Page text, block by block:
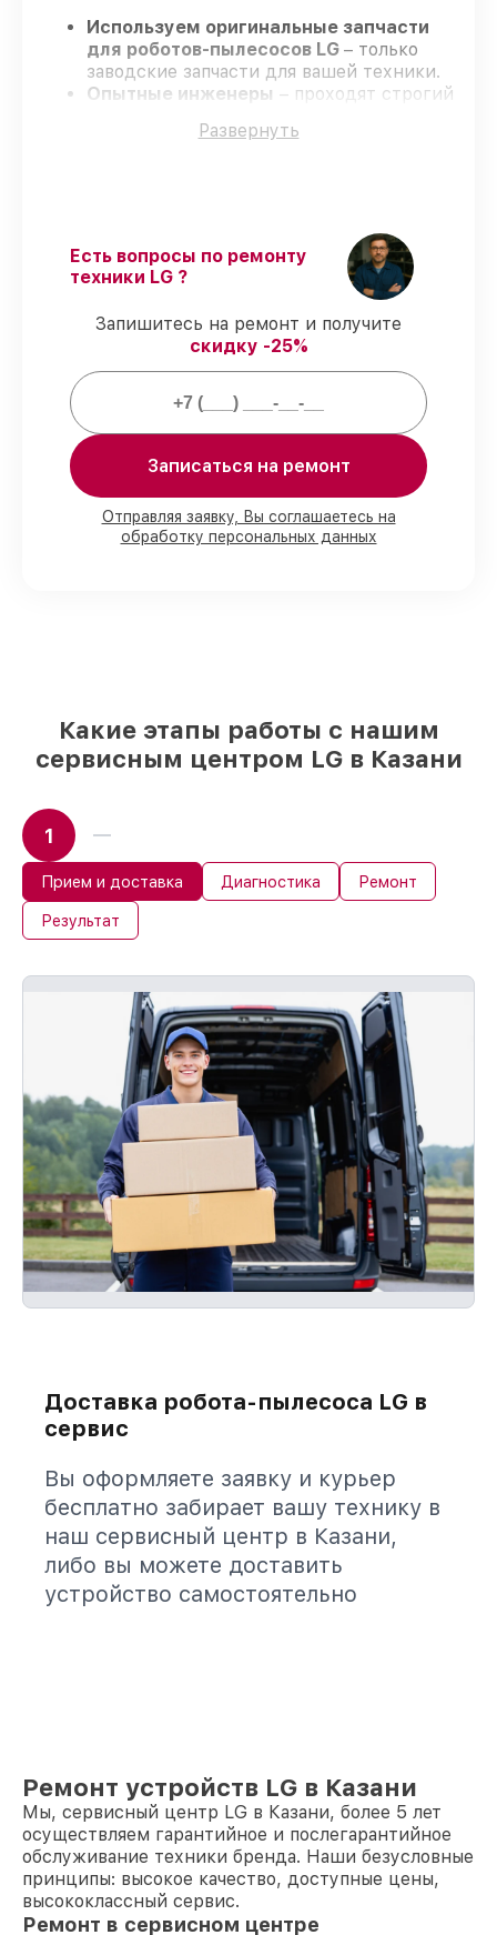
Используем оригинальные запчасти
для роботов-пылесосов LG – только
заводские запчасти для вашей техники.
Опытные инженеры – проходят строгий
гарантированно долговечный результат.
и запчасти для роботов-пылесосов LG
предоставляется официальное
Мы гарантируем:
ремонтов по ремонту проводятся в
присутствии клиента
запчастей LG имеются в наличии в
срочного заказа
Подлинные запчасти LG и
Развернуть
Есть вопросы по ремонту
техники LG ?
Запишитесь на ремонт и получите
скидку -25%
Записаться на ремонт
Отправляя заявку, Вы соглашаетесь на
обработку персональных данных
Какие этапы работы с нашим
сервисным центром LG в Казани
1
Прием и доставка Диагностика Ремонт
Результат
Доставка робота-пылесоса LG в
сервис
Вы оформляете заявку и курьер
бесплатно забирает вашу технику в
наш сервисный центр в Казани,
либо вы можете доставить
устройство самостоятельно
Ремонт устройств LG в Казани
Мы, сервисный центр LG в Казани, более 5 лет
осуществляем гарантийное и послегарантийное
обслуживание техники бренда. Наши безусловные
принципы: высокое качество, доступные цены,
высококлассный сервис.
Ремонт в сервисном центре